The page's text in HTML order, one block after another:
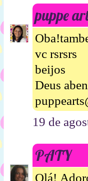
puppe
vc rsrsrs
beijos
Deus
19 de
PATY
Olá!